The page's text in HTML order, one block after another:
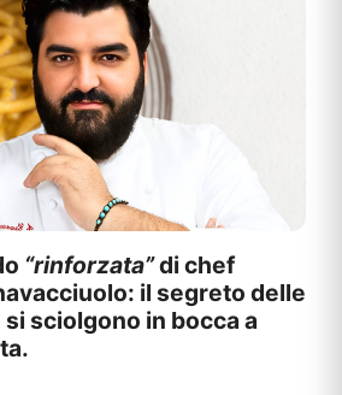
“rinforzata”di chef
il segreto delle
sciolgono in bocca a